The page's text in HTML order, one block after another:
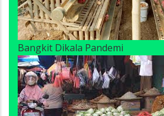
Bangkit Dikala Pandemi